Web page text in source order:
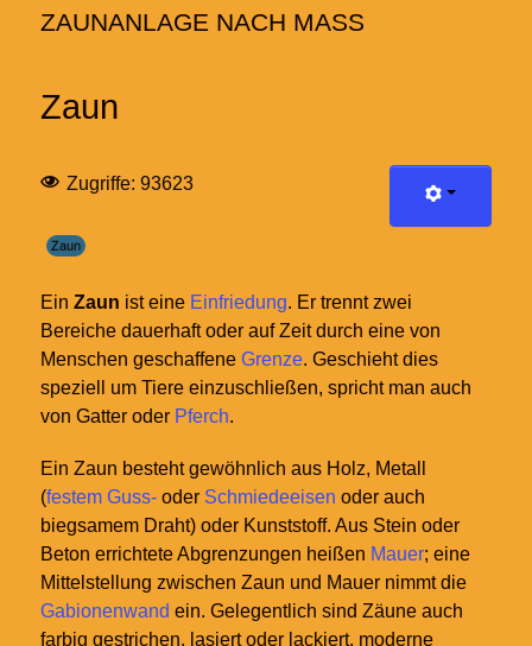
ZAUNANLAGE NACH MASS
Zaun
Zugriffe: 93623
Zaun
Ein Zaun ist eine Einfriedung. Er trennt zwei
Bereiche dauerhaft oder auf Zeit durch eine von
Menschen geschaffene Grenze. Geschieht dies
speziell um Tiere einzuschließen, spricht man auch
von Gatter oder Pferch.
Ein Zaun besteht gewöhnlich aus Holz, Metall
(festem Guss- oder Schmiedeeisen oder auch
biegsamem Draht) oder Kunststoff. Aus Stein oder
Beton errichtete Abgrenzungen heißen Mauer; eine
Mittelstellung zwischen Zaun und Mauer nimmt die
Gabionenwand ein. Gelegentlich sind Zäune auch
farbig gestrichen, lasiert oder lackiert, moderne